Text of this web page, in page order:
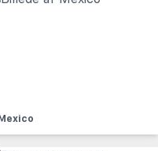
Mexico